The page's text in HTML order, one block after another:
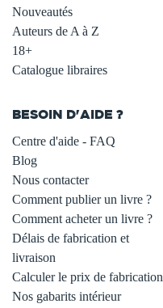
Nouveautés
Auteurs de A à Z
18+
Catalogue libraires
BESOIN D'AIDE ?
Centre d'aide - FAQ
Blog
Nous contacter
Comment publier un livre ?
Comment acheter un livre ?
Délais de fabrication et
livraison
Calculer le prix de fabrication
Nos gabarits intérieur